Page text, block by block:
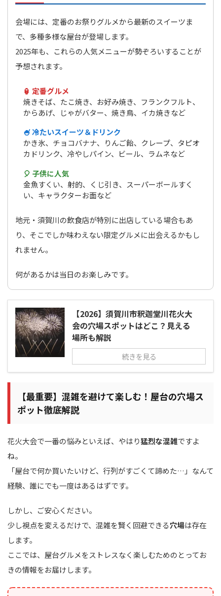
会場には、定番のお祭りグルメから最新のスイーツま
で、多種多様な屋台が登場します。
2025年も、これらの人気メニューが勢ぞろいすることが
予想されます。
🏮 定番グルメ
焼きそば、たこ焼き、お好み焼き、フランクフルト、
からあげ、じゃがバター、焼き鳥、イカ焼きなど
🍧 冷たいスイーツ＆ドリンク
かき氷、チョコバナナ、りんご飴、クレープ、タピオ
カドリンク、冷やしパイン、ビール、ラムネなど
🎈 子供に人気
金魚すくい、射的、くじ引き、スーパーボールすく
い、キャラクターお面など
地元・須賀川の飲食店が特別に出店している場合もあ
り、そこでしか味わえない限定グルメに出会えるかもし
れません。
何があるかは当日のお楽しみです。
【2026】須賀川市釈迦堂川花火大
会の穴場スポットはどこ？見える
場所も解説
続きを見る
【最重要】混雑を避けて楽しむ！屋台の穴場ス
ポット徹底解説
花火大会で一番の悩みといえば、やはり猛烈な混雑ですよ
ね。
「屋台で何か買いたいけど、行列がすごくて諦めた…」なんて
経験、誰にでも一度はあるはずです。
しかし、ご安心ください。
少し視点を変えるだけで、混雑を賢く回避できる穴場は存在
します。
ここでは、屋台グルメをストレスなく楽しむためのとってお
きの情報をお届けします。